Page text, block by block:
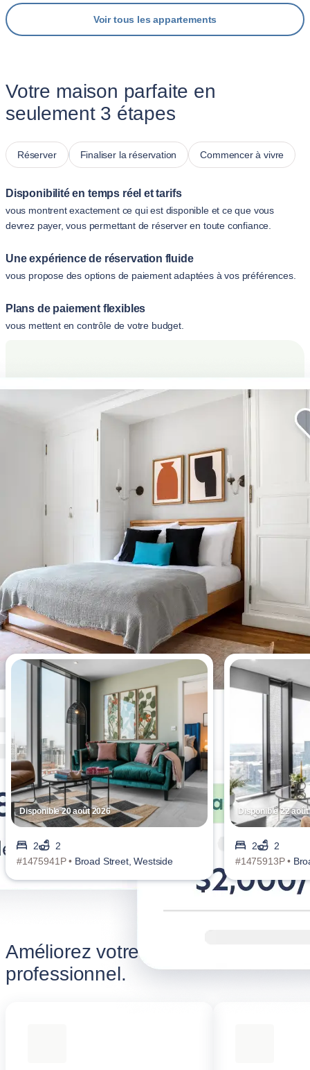
Voir tous les appartements
Votre maison parfaite en
seulement 3 étapes
Réserver Finaliser la réservation Commencer à vivre
Disponibilité en temps réel et tarifs
vous montrent exactement ce qui est disponible et ce que vous
devrez payer, vous permettant de réserver en toute confiance.
Une expérience de réservation fluide
vous propose des options de paiement adaptées à vos préférences.
Plans de paiement flexibles
vous mettent en contrôle de votre budget.
Appartements de 2 chambres les
plus consultés cette semaine.
Disponible 20 août 2026
2
2
#1475941P • Broad Street, Westside
Disponible 22
2
2
#1475913P •
Améliorez votre séjour
professionnel.